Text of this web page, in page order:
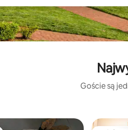
Goście są